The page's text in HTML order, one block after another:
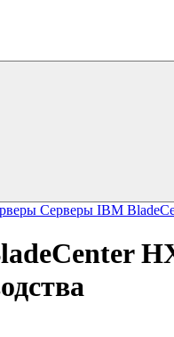
Серверы IBM